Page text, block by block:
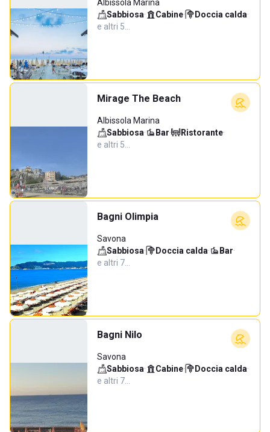
Albissola Marina
Sabbiosa· Cabine· Doccia calda·
e altri 5…
Mirage The Beach
Albissola Marina
Sabbiosa· Bar· Ristorante·
e altri 5…
Bagni Olimpia
Savona
Sabbiosa· Doccia calda· Bar·
e altri 7…
Bagni Nilo
Savona
Sabbiosa· Cabine· Doccia calda·
e altri 7…